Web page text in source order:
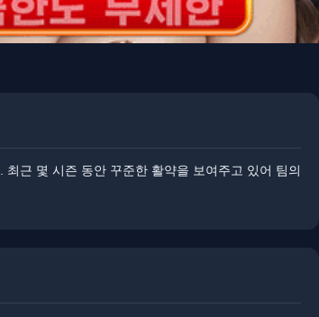
근 몇 시즌 동안 꾸준한 활약을 보여주고 있어 팀의